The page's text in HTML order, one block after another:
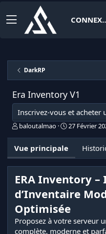
DarkRP
Era Inventory V1
Inscrivez-vous et acheter
A
e
u
baloutalmao
D
e
d
c
é
a
t
i
o
27 Février
Vue principale
ERA Inventory
d’Inventaire
Optimisée
Proposez à votre serveur
complète, moderne et